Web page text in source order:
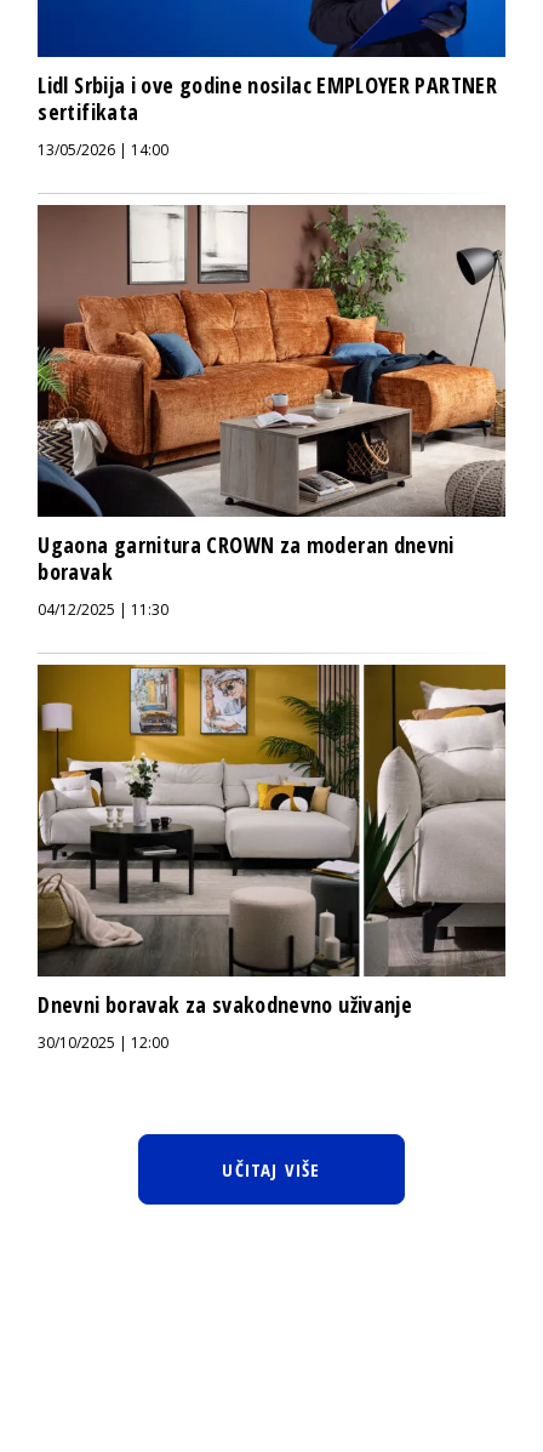
Lidl Srbija i ove godine nosilac EMPLOYER PARTNER
sertifikata
13/05/2026 | 14:00
Ugaona garnitura CROWN za moderan dnevni
boravak
04/12/2025 | 11:30
Dnevni boravak za svakodnevno uživanje
30/10/2025 | 12:00
UČITAJ VIŠE